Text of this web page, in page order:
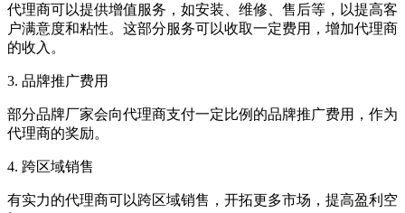
代理商可以提供增值服务，如安装、维修、售后等，以提高客
户满意度和粘性。这部分服务可以收取一定费用，增加代理商
的收入。
3. 品牌推广费用
部分品牌厂家会向代理商支付一定比例的品牌推广费用，作为
代理商的奖励。
4. 跨区域销售
有实力的代理商可以跨区域销售，开拓更多市场，提高盈利空